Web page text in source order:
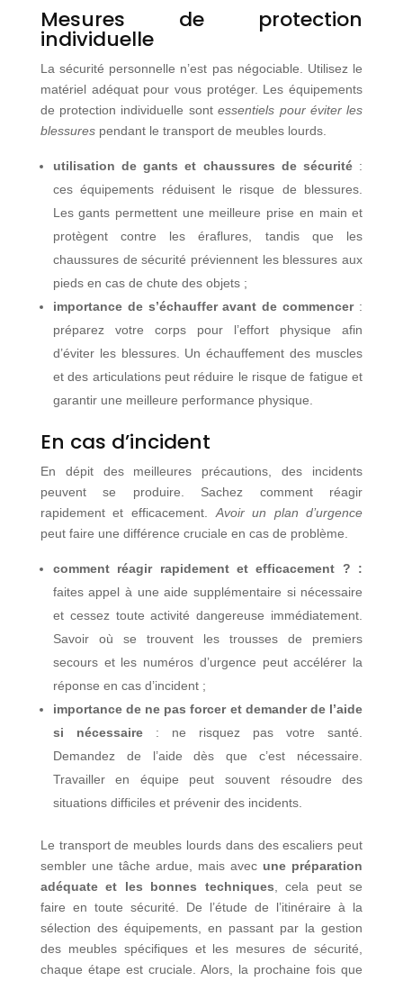
Mesures de protection
individuelle
La sécurité personnelle n’est pas négociable. Utilisez le
matériel adéquat pour vous protéger. Les équipements
de protection individuelle sontessentiels pour éviter les
blessurespendant le transport de meubles lourds.
utilisation de gants et chaussures de sécurité :
ces équipements réduisent le risque de blessures.
Les gants permettent une meilleure prise en main et
protègent contre les éraflures, tandis que les
chaussures de sécurité préviennent les blessures aux
pieds en cas de chute des objets ;
importance de s’échauffer avant de commencer :
préparez votre corps pour l’effort physique afin
d’éviter les blessures. Un échauffement des muscles
et des articulations peut réduire le risque de fatigue et
garantir une meilleure performance physique.
En cas d’incident
En dépit des meilleures précautions, des incidents
peuvent se produire. Sachez comment réagir
rapidement et efficacement. Avoir un plan d’urgence
peut faire une différence cruciale en cas de problème.
comment réagir rapidement et efficacement ? :
faites appel à une aide supplémentaire si nécessaire
et cessez toute activité dangereuse immédiatement.
Savoir où se trouvent les trousses de premiers
secours et les numéros d’urgence peut accélérer la
réponse en cas d’incident ;
importance de ne pas forcer et demander de l’aide
si nécessaire : ne risquez pas votre santé.
Demandez de l’aide dès que c’est nécessaire.
Travailler en équipe peut souvent résoudre des
situations difficiles et prévenir des incidents.
Le transport de meubles lourds dans des escaliers peut
sembler une tâche ardue, mais avec une préparation
adéquate et les bonnes techniques , cela peut se
faire en toute sécurité. De l’étude de l’itinéraire à la
sélection des équipements, en passant par la gestion
des meubles spécifiques et les mesures de sécurité,
chaque étape est cruciale. Alors, la prochaine fois que